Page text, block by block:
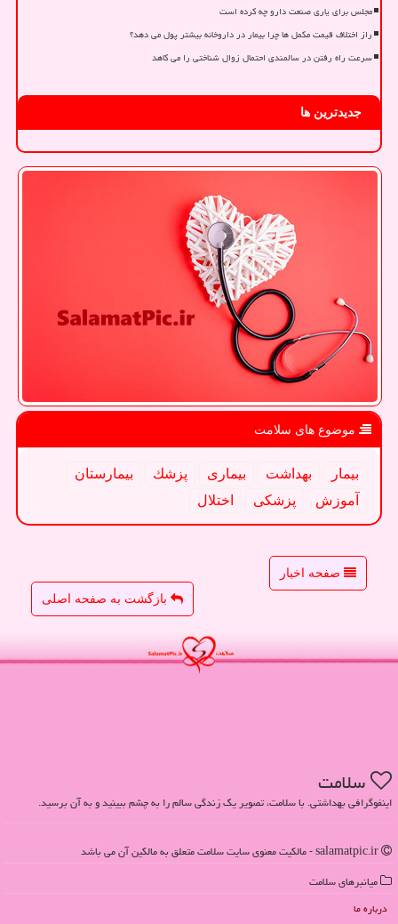
مجلس برای یاری صنعت دارو چه کرده است
راز اختلاف قیمت مکمل ها چرا بیمار در داروخانه بیشتر پول می دهد؟
سرعت راه رفتن در سالمندی احتمال زوال شناختی را می کاهد
جدیدترین ها
موضوع های سلامت
بیمار بهداشت بیماری پزشك
بیمارستان
آموزش
پزشكی اختلال
صفحه اخبار
بازگشت به صفحه اصلی
سلامت
اینفوگرافی بهداشتی. با سلامت، تصویر یک زندگی سالم را به چشم ببینید و به آن برسید.
میانبرهای سلامت
درباره ما